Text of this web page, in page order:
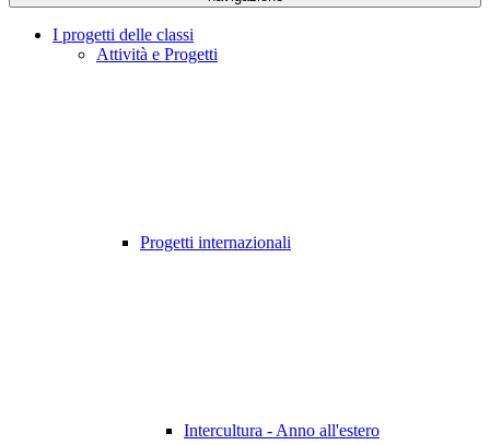
I progetti delle classi
Attività e Progetti
Progetti internazionali
Intercultura - Anno all'estero